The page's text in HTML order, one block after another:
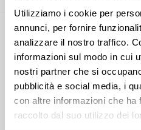
Utilizziamo i cookie per
annunci, per fornire
analizzare il nostro traffico.
informazioni sul modo in cui
nostri partner che si
pubblicità e social media, i
con altre informazioni che ha
raccolto dal suo utilizzo dei
Lucia P.